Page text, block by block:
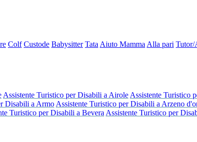
Colf Custode Babysitter Tata Aiuto Mamma Alla pari Tutor/
Assistente Turistico per Disabili a Airole Assistente Turistico
Disabili a Armo Assistente Turistico per Disabili a Arzeno
Turistico per Disabili a Bevera Assistente Turistico per